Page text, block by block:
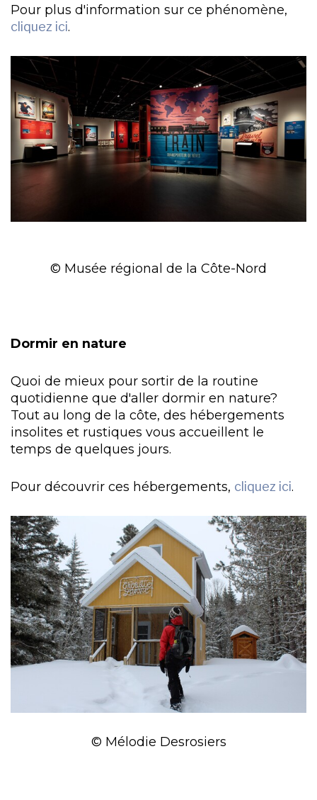
Pour plus d'information sur ce phénomène,
cliquez ici.
© Musée régional de la Côte-Nord
Dormir en nature
Quoi de mieux pour sortir de la routine
quotidienne que d'aller dormir en nature?
Tout au long de la côte, des hébergements
insolites et rustiques vous accueillent le
temps de quelques jours.
Pour découvrir ces hébergements, cliquez ici.
© Mélodie Desrosiers